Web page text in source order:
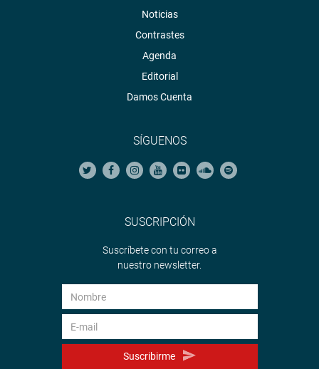
Noticias
Contrastes
Agenda
Editorial
Damos Cuenta
SÍGUENOS
SUSCRIPCIÓN
Suscríbete con tu correo a
nuestro newsletter.
Suscribirme